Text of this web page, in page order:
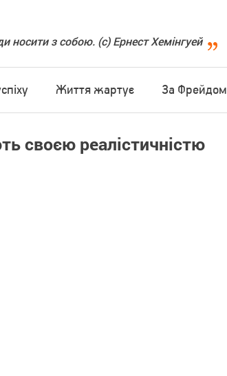
носити з собою. (с) Ернест Хемінгуей
Життя жартує За Фрейдом
своєю реалістичністю